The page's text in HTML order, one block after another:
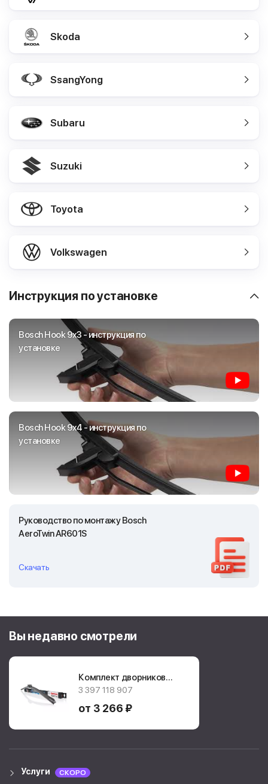
Skoda
SsangYong
Subaru
Suzuki
Toyota
Volkswagen
Инструкция по установке
Bosch Hook 9x3 - инструкция по
установке
Bosch Hook 9x4 - инструкция по
установке
Руководство по монтажу Bosch
AeroTwin AR601S
Скачать
Вы недавно смотрели
Комплект дворников
Bosch AeroTwin
3 397 118 907
от 3 266 ₽
Услуги СКОРО